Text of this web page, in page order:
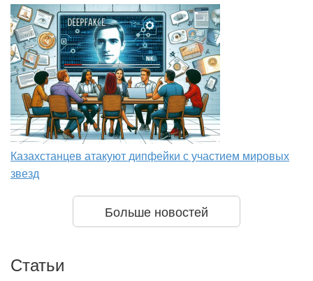
Казахстанцев атакуют дипфейки с участием мировых
звезд
Больше новостей
Статьи